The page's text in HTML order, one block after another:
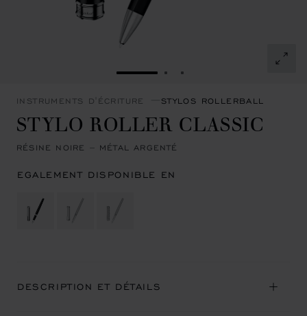
ALLER À LA DIAPOSITIVE 1
ALLER À LA
ALLER À LA
INSTRUMENTS D'ÉCRITURE STYLOS ROLLERBALL
STYLO ROLLER CLASSIC
RÉSINE NOIRE – MÉTAL ARGENTÉ
EGALEMENT DISPONIBLE EN
DESCRIPTION ET DÉTAILS